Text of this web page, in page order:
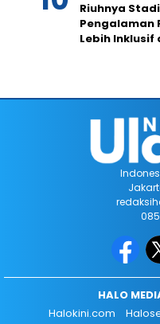
Riuhnya
Pengalaman
Lebih Inklusif
HALO
Halokini.com